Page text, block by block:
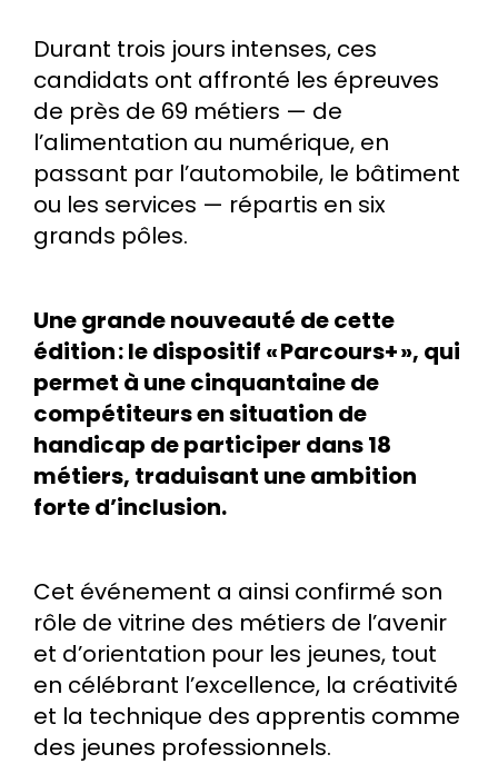
Durant trois jours intenses, ces
candidats ont affronté les épreuves
de près de 69 métiers — de
l’alimentation au numérique, en
passant par l’automobile, le bâtiment
ou les services — répartis en six
grands pôles.
Une grande nouveauté de cette
édition : le dispositif « Parcours+ », qui
permet à une cinquantaine de
compétiteurs en situation de
handicap de participer dans 18
métiers, traduisant une ambition
forte d’inclusion.
Cet événement a ainsi confirmé son
rôle de vitrine des métiers de l’avenir
et d’orientation pour les jeunes, tout
en célébrant l’excellence, la créativité
et la technique des apprentis comme
des jeunes professionnels.